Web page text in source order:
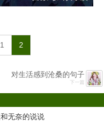
1 2
对生活感到沧桑的句子
下一篇
无奈的说说